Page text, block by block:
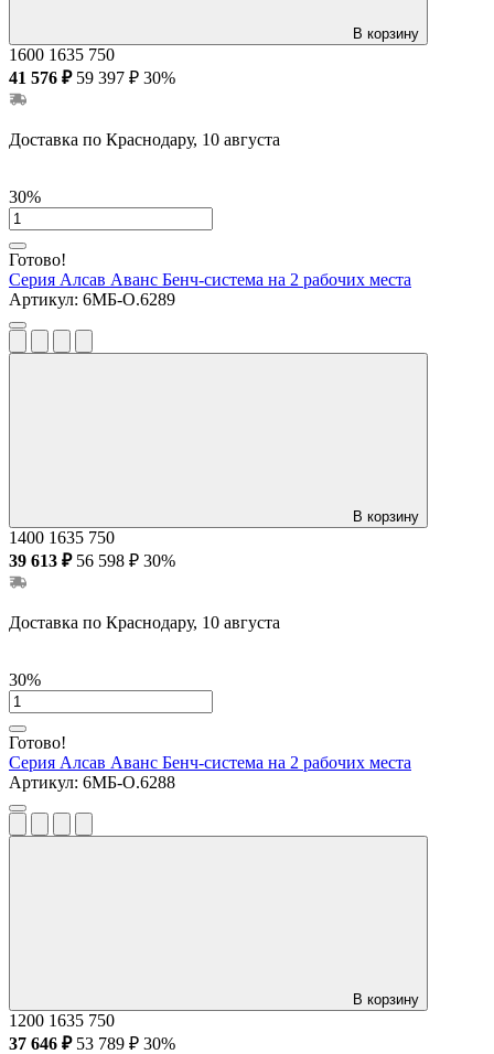
В корзину
1600 1635 750
41 576 ₽ 59 397 ₽ 30%
Доставка по Краснодару, 10 августа
30%
Готово!
Серия Алсав Аванс Бенч-система на 2 рабочих места
Артикул: 6МБ-О.6289
В корзину
1400 1635 750
39 613 ₽ 56 598 ₽ 30%
Доставка по Краснодару, 10 августа
30%
Готово!
Серия Алсав Аванс Бенч-система на 2 рабочих места
Артикул: 6МБ-О.6288
В корзину
1200 1635 750
37 646 ₽ 53 789 ₽ 30%